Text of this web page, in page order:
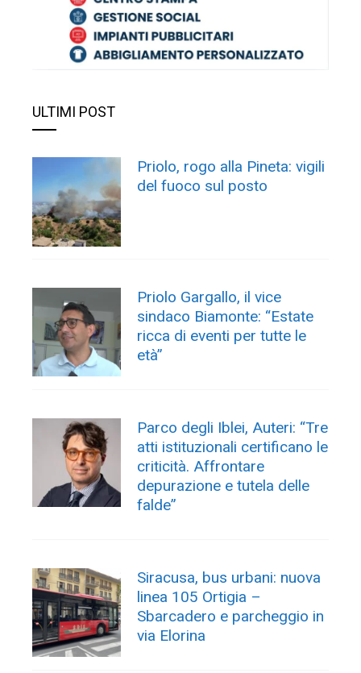
ULTIMI POST
Priolo, rogo alla Pineta: vigili
del fuoco sul posto
Priolo Gargallo, il vice
sindaco Biamonte: “Estate
ricca di eventi per tutte le
età”
Parco degli Iblei, Auteri: “Tre
atti istituzionali certificano le
criticità. Affrontare
depurazione e tutela delle
falde”
Siracusa, bus urbani: nuova
linea 105 Ortigia –
Sbarcadero e parcheggio in
via Elorina